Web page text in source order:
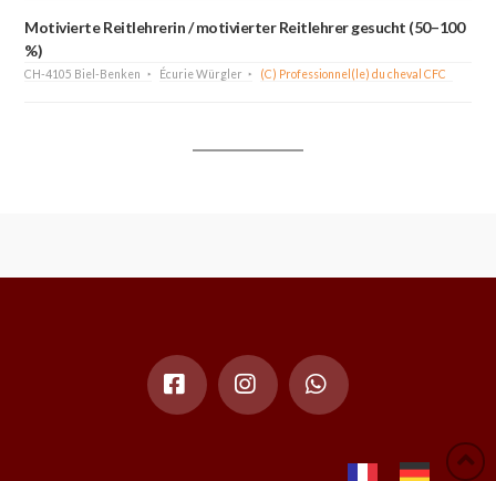
Motivierte Reitlehrerin / motivierter Reitlehrer gesucht (50–100
%)
CH-4105 Biel-Benken Écurie Würgler (C) Professionnel(le) du cheval CFC